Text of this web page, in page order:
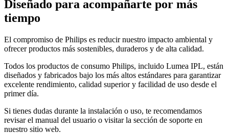
Diseñado para acompañarte por más
tiempo
El compromiso de Philips es reducir nuestro impacto ambiental y
ofrecer productos más sostenibles, duraderos y de alta calidad.
Todos los productos de consumo Philips, incluido Lumea IPL, están
diseñados y fabricados bajo los más altos estándares para garantizar
excelente rendimiento, calidad superior y facilidad de uso desde el
primer día.
Si tienes dudas durante la instalación o uso, te recomendamos
revisar el manual del usuario o visitar la sección de soporte en
nuestro sitio web.